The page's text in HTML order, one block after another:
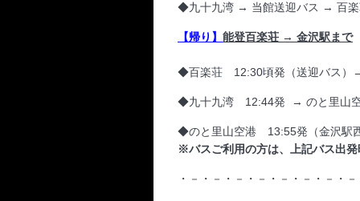
◆九十九湾 → 当館送迎バス → 百
【帰り】 能登百楽荘 → 金沢駅まで
◆百楽荘 12:30頃発（送迎バス）
◆九十九湾 12:44発 → のと里山
◆のと里山空港 13:55発（金沢駅
※バスご利用の方は、上記バス出
・－・－・－・－・－・－・－・